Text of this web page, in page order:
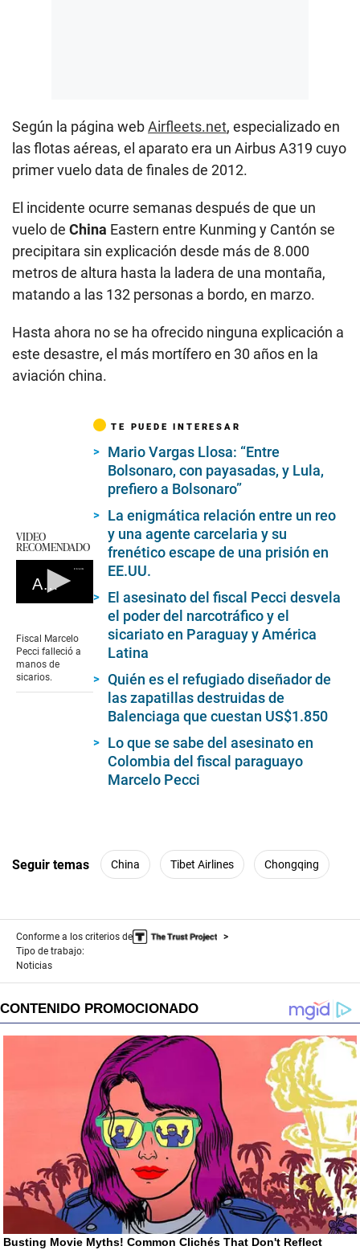
Según la página webAirfleets.net, especializado en
las flotas aéreas, el aparato era un Airbus A319 cuyo
primer vuelo data de finales de 2012.
El incidente ocurre semanas después de que un
vuelo de China Eastern entre Kunming y Cantón se
precipitara sin explicación desde más de 8.000
metros de altura hasta la ladera de una montaña,
matando a las 132 personas a bordo, en marzo.
Hasta ahora no se ha ofrecido ninguna explicación a
este desastre, el más mortífero en 30 años en la
aviación china.
VIDEO
RECOMENDADO
Asesinan a fiscal paraguayo en Colombia
of
0
seconds
Fiscal Marcelo
Pecci falleció a
manos de
sicarios.
TE PUEDE INTERESAR
Mario Vargas Llosa: “Entre
Bolsonaro, con payasadas, y Lula,
prefiero a Bolsonaro”
La enigmática relación entre un reo
y una agente carcelaria y su
frenético escape de una prisión en
EE.UU.
El asesinato del fiscal Pecci desvela
el poder del narcotráfico y el
sicariato en Paraguay y América
Latina
Quién es el refugiado diseñador de
las zapatillas destruidas de
Balenciaga que cuestan US$1.850
Lo que se sabe del asesinato en
Colombia del fiscal paraguayo
Marcelo Pecci
Seguir temas China Tibet Airlines Chongqing
Conforme a los criterios de
Tipo de trabajo:
Noticias